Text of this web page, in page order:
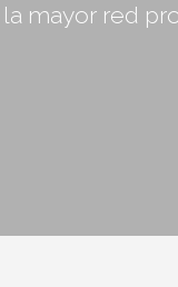
mayor red